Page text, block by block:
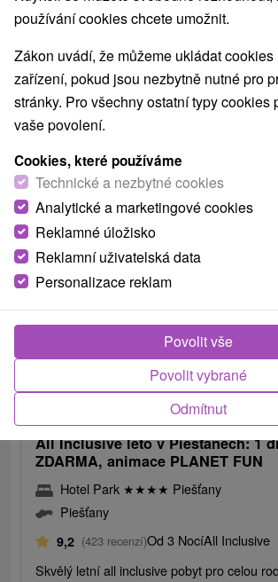
Nejhledanější oblasti
v Tatrách(60) Žilinský kraj(43)
TOP - NEJPRODÁVANĚJŠÍ
TIP
od
All Inclusive léto v Piešťanech: 1
ZDARMA, animace PLANET FUN
Hotel Park ★★★★ Piešťany
Piešťany
9,2 (423 recenzí)Od 3 NocíAll Inclusive
Skvělý letní all inclusive pobyt pro celou
používání cookies chcete umožnit.
Zákon uvádí, že můžeme ukládat cookies
zařízení, pokud jsou nezbytně nutné pro
stránky. Pro všechny ostatní typy cookies
vaše povolení.
Cookies, které používáme
Technické a nezbytné cookies
Analytické a marketingové cookies
Reklamné úložisko
Reklamní uživatelská data
Personalizace reklam
Odmítnut
Povolit vybrané
Povolit vše